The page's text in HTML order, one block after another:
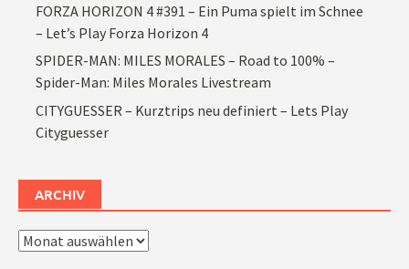
FORZA HORIZON 4 #391 – Ein Puma spielt im Schnee
– Let’s Play Forza Horizon 4
SPIDER-MAN: MILES MORALES – Road to 100% –
Spider-Man: Miles Morales Livestream
CITYGUESSER – Kurztrips neu definiert – Lets Play
Cityguesser
ARCHIV
Archiv